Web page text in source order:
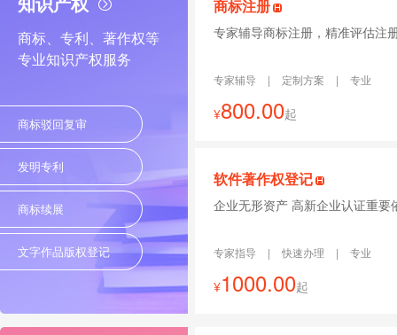
商标、专利、著作权等
专业知识产权服务
商标驳回复审
发明专利
商标续展
文字作品版权登记
商标注册
专家辅导商标注册，精准评估注
专家辅导 | 定制方案 | 专业
¥800.00起
软件著作权登记
企业无形资产 高新企业认证重要
专家指导 | 快速办理 | 专业
¥1000.00起